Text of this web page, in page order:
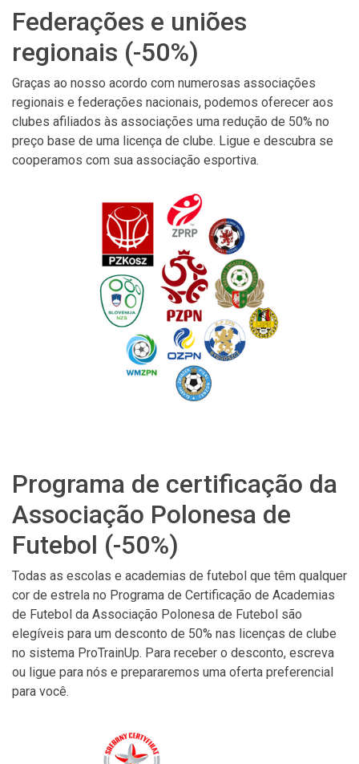
Federações e uniões
regionais (-50%)
Graças ao nosso acordo com numerosas associações
regionais e federações nacionais, podemos oferecer aos
clubes afiliados às associações uma redução de 50% no
preço base de uma licença de clube. Ligue e descubra se
cooperamos com sua associação esportiva.
Programa de certificação da
Associação Polonesa de
Futebol (-50%)
Todas as escolas e academias de futebol que têm qualquer
cor de estrela no Programa de Certificação de Academias
de Futebol da Associação Polonesa de Futebol são
elegíveis para um desconto de 50% nas licenças de clube
no sistema ProTrainUp. Para receber o desconto, escreva
ou ligue para nós e prepararemos uma oferta preferencial
para você.